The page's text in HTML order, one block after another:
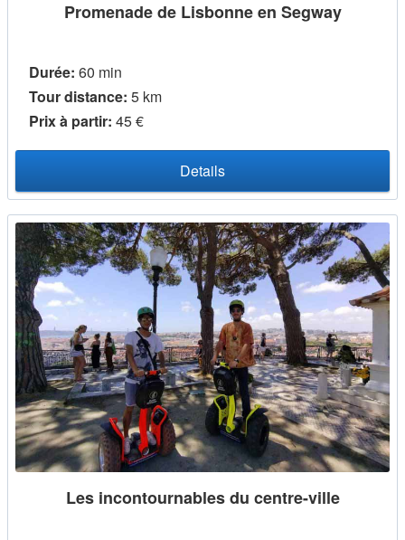
Promenade de Lisbonne en Segway
Durée: 60 min
Tour distance: 5 km
Prix ​​à partir: 45 €
Details
Les incontournables du centre-ville